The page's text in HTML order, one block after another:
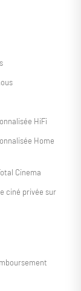
HiFi
Home
Cinema
ciné privée sur